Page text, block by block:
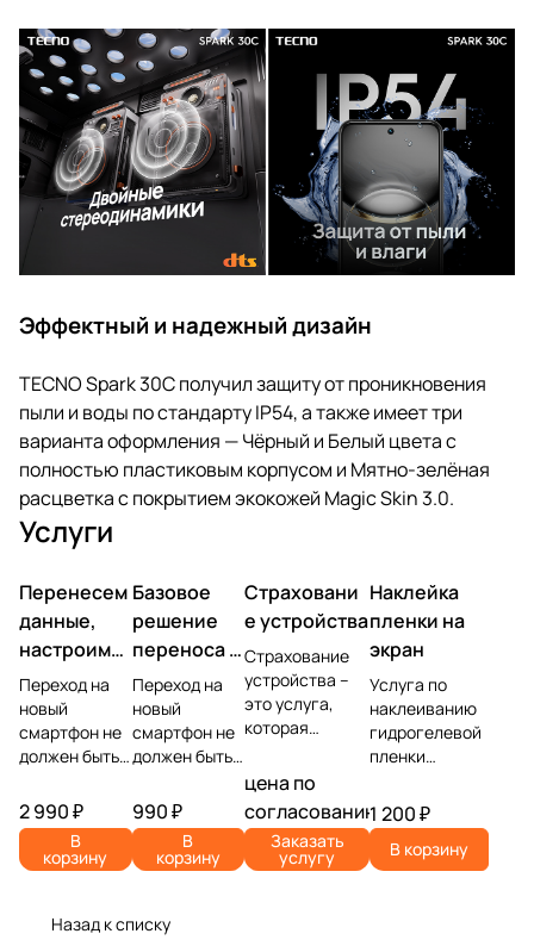
Эффектный и надежный дизайн
TECNO Spark 30C получил защиту от проникновения
пыли и воды по стандарту IP54, а также имеет три
варианта оформления — Чёрный и Белый цвета с
полностью пластиковым корпусом и Мятно-зелёная
расцветка с покрытием экокожей Magic Skin 3.0.
Услуги
Перенесем
данные,
настроим
учетную
запись,
установим
ПО
Переход на
новый
смартфон не
должен быть
болью.
Доверьте
самую
сложную
перенос
2 990 ₽
В
корзину
Базовое
решение
переноса и
настройки
Переход на
новый
смартфон не
должен быть
болью.
Доверьте
самую
сложную
перенос
990 ₽
В
корзину
Страховани
е устройства
Страхование
устройства –
это услуга,
которая
защитить
владельца
устройства от
различных
рисков,
цена по
согласованию
Заказать
услугу
Наклейка
пленки на
экран
Услуга по
наклеиванию
гидрогелевой
пленки
собой процесс
защиты экрана
мобильного
устройства от
1 200 ₽
В корзину
Назад к списку